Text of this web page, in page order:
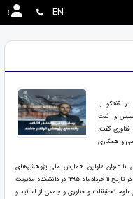
EN
گفتگو با
تاسیس و ثبت
و فناوری گفت:
و همکاری
کنفرانس با عنوان «اولین همایش ملی پژوهش‌های
مدیریت و علوم انسانی در ایران» انجام شد بطوریکه اولین دوره آن در تاریخ ۱۱ خردادماه ۱۳۹۵ در دانشکده مدیریت
تحقیقات و فناوری و جمعی از اساتید و